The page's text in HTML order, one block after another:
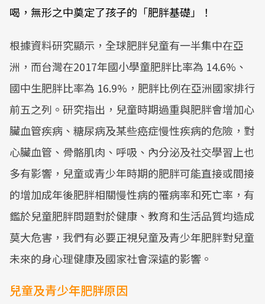
喝，無形之中奠定了孩子的「肥胖基礎」！
根據資料研究顯示，全球肥胖兒童有一半集中在亞
洲，而台灣在2017年國小學童肥胖比率為 14.6%、
國中生肥胖比率為 16.9%，肥胖比例在亞洲國家排行
前五之列。研究指出，兒童時期過重與肥胖會增加心
臟血管疾病、糖尿病及某些癌症慢性疾病的危險，對
心臟血管、骨骼肌肉、呼吸、內分泌及社交學習上也
多有影響，兒童或青少年時期的肥胖可能直接或間接
的增加成年後肥胖相關慢性病的罹病率和死亡率，有
鑑於兒童肥胖問題對於健康、教育和生活品質均造成
莫大危害，我們有必要正視兒童及青少年肥胖對兒童
未來的身心理健康及國家社會深遠的影響。
兒童及青少年肥胖原因